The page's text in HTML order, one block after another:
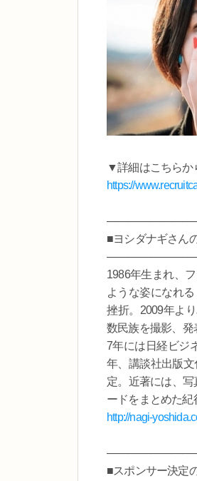
▼詳細はこちらか
https://
■ヨシダナギさん
1986年生まれ、
ような姿になれ
挫折。2009年よ
数民族を撮影、
7年には日経ビジ
年、講談社出版
定。近著には、
ードをまとめた紀
http://nagi-
■スポンサー決定